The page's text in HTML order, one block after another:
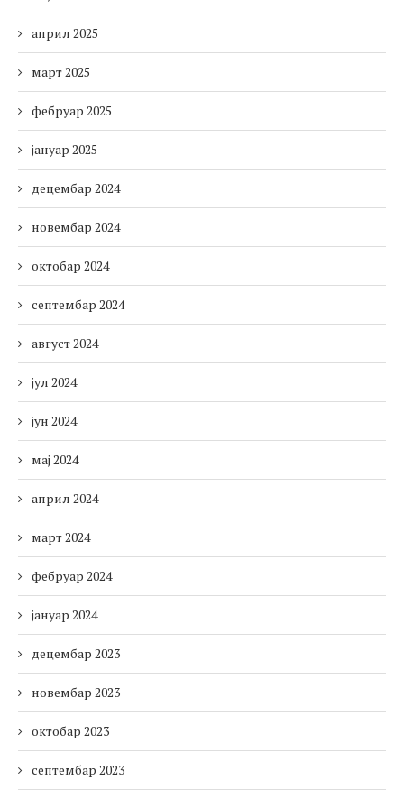
април 2025
март 2025
фебруар 2025
јануар 2025
децембар 2024
новембар 2024
октобар 2024
септембар 2024
август 2024
јул 2024
јун 2024
мај 2024
април 2024
март 2024
фебруар 2024
јануар 2024
децембар 2023
новембар 2023
октобар 2023
септембар 2023